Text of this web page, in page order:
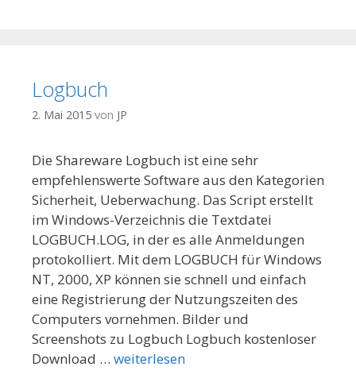
Logbuch
2. Mai 2015 von JP
Die Shareware Logbuch ist eine sehr
empfehlenswerte Software aus den Kategorien
Sicherheit, Ueberwachung. Das Script erstellt
im Windows-Verzeichnis die Textdatei
LOGBUCH.LOG, in der es alle Anmeldungen
protokolliert. Mit dem LOGBUCH für Windows
NT, 2000, XP können sie schnell und einfach
eine Registrierung der Nutzungszeiten des
Computers vornehmen. Bilder und
Screenshots zu Logbuch Logbuch kostenloser
Download … weiterlesen